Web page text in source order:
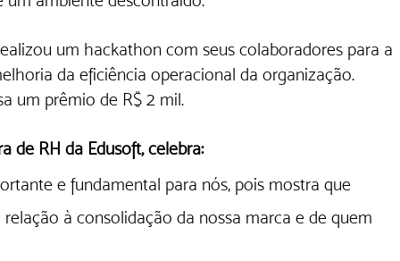
um hackathon com seus colaboradores para a
da eficiência operacional da organização.
um prêmio de R$ 2 mil.
de RH da Edusoft, celebra:
e fundamental para nós, pois mostra que
à consolidação da nossa marca e de quem